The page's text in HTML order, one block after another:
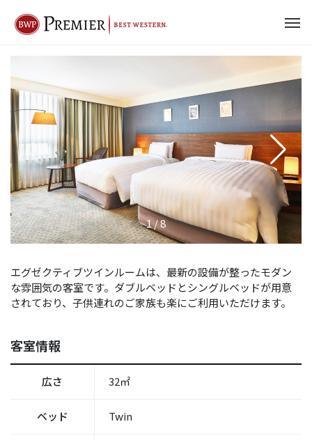
1/8
エグゼクティブツインルームは、最新の設備が整ったモダン
な雰囲気の客室です。ダブルベッドとシングルベッドが用意
されており、子供連れのご家族も楽にご利用いただけます。
客室情報
広さ 32㎡
ベッド Twin